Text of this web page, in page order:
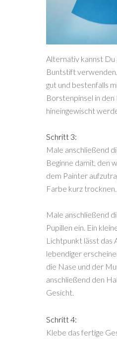
Alternativ kannst Du
Buntstift
gut und bestenfalls
Borstenpinsel in
hineingewischt
Schritt 3:
Male anschließend
Beginne damit, den
dem Painter
Farbe kurz trocknen.
Male anschließend
Pupillen ein. Ein
Lichtpunkt lässt das
lebendiger
die Nase und der
anschließend den
Gesicht.
Schritt 4:
Klebe das fertige